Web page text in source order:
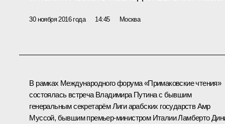
30 ноября 2016 года 14:45 Москва
В рамках Международного форума «Примаковские чтения»
состоялась встреча Владимира Путина с бывшим
генеральным секретарём Лиги арабских государств Амр
Муссой, бывшим премьер-министром Италии Ламберто